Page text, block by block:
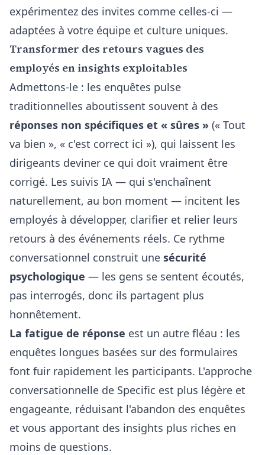
expérimentez des invites comme celles-ci —
adaptées à votre équipe et culture uniques.
Transformer des retours vagues des
employés en insights exploitables
Admettons-le : les enquêtes pulse
traditionnelles aboutissent souvent à des
réponses non spécifiques et « sûres » (« Tout
va bien », « c'est correct ici »), qui laissent les
dirigeants deviner ce qui doit vraiment être
corrigé. Les suivis IA — qui s'enchaînent
naturellement, au bon moment — incitent les
employés à développer, clarifier et relier leurs
retours à des événements réels. Ce rythme
conversationnel construit une sécurité
psychologique — les gens se sentent écoutés,
pas interrogés, donc ils partagent plus
honnêtement.
La fatigue de réponse est un autre fléau : les
enquêtes longues basées sur des formulaires
font fuir rapidement les participants. L'approche
conversationnelle de Specific est plus légère et
engageante, réduisant l'abandon des enquêtes
et vous apportant des insights plus riches en
moins de questions.